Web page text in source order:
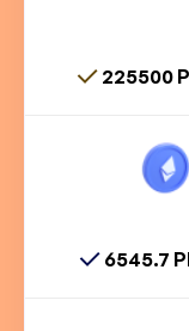
225500
6545.7